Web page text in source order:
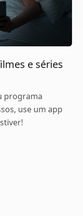
e séries
programa
use um app